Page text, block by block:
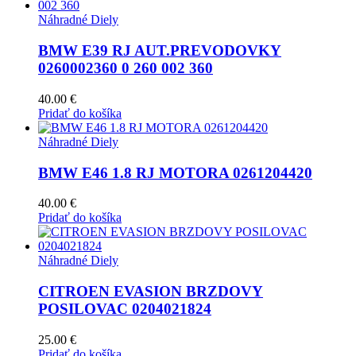
Náhradné Diely
BMW E39 RJ AUT.PREVODOVKY
0260002360 0 260 002 360
40.00 €
Pridať do košíka
Náhradné Diely
BMW E46 1.8 RJ MOTORA 0261204420
40.00 €
Pridať do košíka
Náhradné Diely
CITROEN EVASION BRZDOVY
POSILOVAC 0204021824
25.00 €